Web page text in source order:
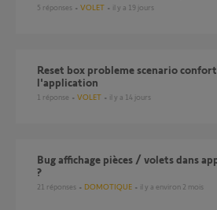
5 réponses VOLET il y a 19 jours
Reset box probleme scenario confort mais pas dans
l'application
1 réponse VOLET il y a 14 jours
Bug affichage pièces / volets dans application TaHoma iOS
?
21 réponses DOMOTIQUE il y a environ 2 mois